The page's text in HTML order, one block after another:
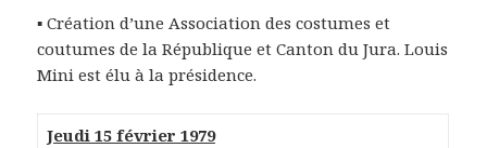
▪ Création d’une Association des costumes et
coutumes de la République et Canton du Jura. Louis
Mini est élu à la présidence.
Jeudi 15 février 1979